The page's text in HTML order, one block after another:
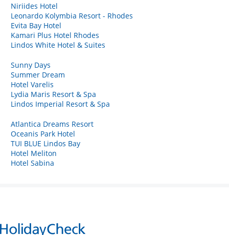
Niriides Hotel
Leonardo Kolymbia Resort - Rhodes
Evita Bay Hotel
Kamari Plus Hotel Rhodes
Lindos White Hotel & Suites
Sunny Days
Summer Dream
Hotel Varelis
Lydia Maris Resort & Spa
Lindos Imperial Resort & Spa
Atlantica Dreams Resort
Oceanis Park Hotel
TUI BLUE Lindos Bay
Hotel Meliton
Hotel Sabina